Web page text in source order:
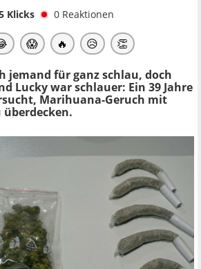
Klicks 0 Reaktionen
😱 🔥 😥 👏
jemand für ganz schlau, doch
Lucky war schlauer: Ein 39 Jahre
Marihuana-Geruch mit
überdecken.